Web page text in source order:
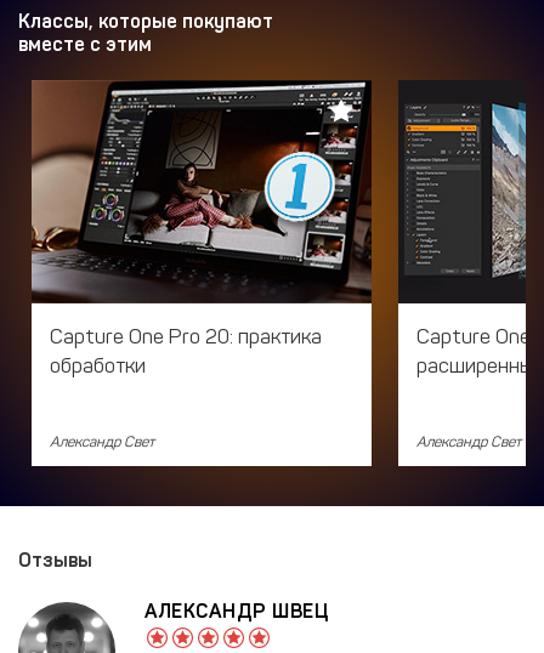
Классы, которые покупают
вместе с этим
Capture One Pro 20: практика
обработки
Александр Свет
Capture One
Александр Свет
Отзывы
АЛЕКСАНДР ШВЕЦ